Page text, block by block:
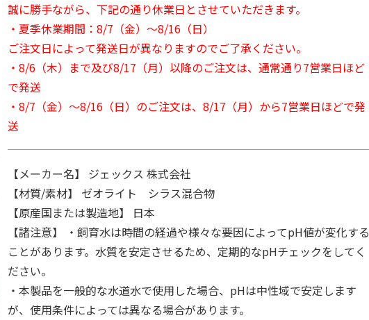
誠に勝手ながら、下記の通り休業日とさせていただきます。
・夏季休業期間：8/7（金）～8/16（日）
ご注文日によって発送日が異なりますのでご了承ください。
・8/6（木）まで及び8/17（月）以降のご注文は、通常通り7営業日ほど
で発送
・8/7（金）～8/16（日）のご注文は、8/17（月）から7営業日ほどで発
送
【メーカー名】 ジェックス 株式会社
【材質/素材】 ゼオライト シラス混合物
【原産国または製造地】 日本
【諸注意】 ・飼育水は時間の経過や様々な要因によってpH値が変化する
ことがあります。水質を安定させるため、定期的なpHチェックをしてく
ださい。
・本製品を一般的な水道水で使用した場合、pHは中性域で安定します
が、使用条件によっては異なる場合があります。